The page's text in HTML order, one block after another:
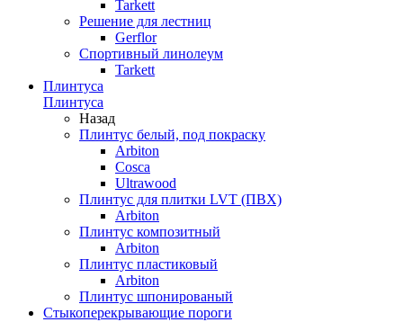
Tarkett
Решение для лестниц
Gerflor
Спортивный линолеум
Tarkett
Плинтуса
Плинтуса
Назад
Плинтус белый, под покраску
Arbiton
Cosca
Ultrawood
Плинтус для плитки LVT (ПВХ)
Arbiton
Плинтус композитный
Arbiton
Плинтус пластиковый
Arbiton
Плинтус шпонированый
Стыкоперекрывающие пороги